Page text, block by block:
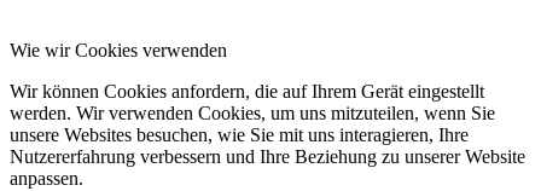
Wie wir Cookies verwenden
Wir können Cookies anfordern, die auf Ihrem Gerät eingestellt
werden. Wir verwenden Cookies, um uns mitzuteilen, wenn Sie
unsere Websites besuchen, wie Sie mit uns interagieren, Ihre
Nutzererfahrung verbessern und Ihre Beziehung zu unserer Website
anpassen.